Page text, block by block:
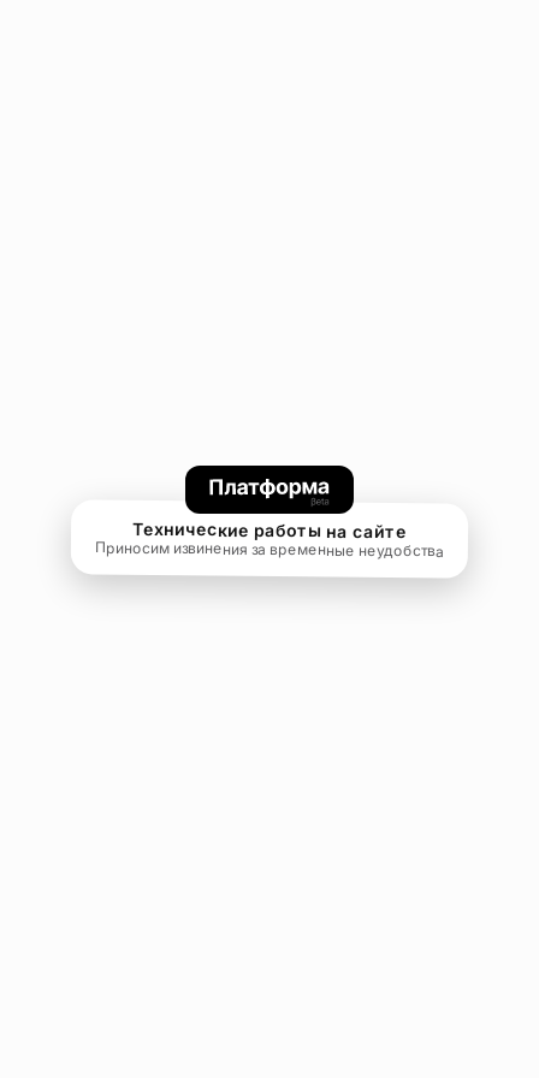
Технические работы на сайте
Приносим извинения за временные неудобства